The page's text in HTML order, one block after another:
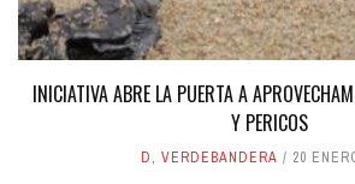
INICIATIVA ABRE LA PUERTA A
Y PERICOS
D, VERDEBANDERA 20